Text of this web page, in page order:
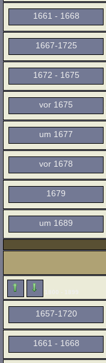
1661 - 1668
1667-1725
1672 - 1675
vor 1675
um 1677
vor 1678
1679
um 1689
1657-1720
1661 - 1668